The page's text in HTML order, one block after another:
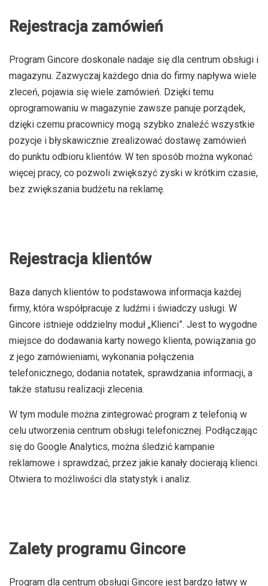
Rejestracja zamówień
Program Gincore doskonale nadaje się dla centrum obsługi i
magazynu. Zazwyczaj każdego dnia do firmy napływa wiele
zleceń, pojawia się wiele zamówień. Dzięki temu
oprogramowaniu w magazynie zawsze panuje porządek,
dzięki czemu pracownicy mogą szybko znaleźć wszystkie
pozycje i błyskawicznie zrealizować dostawę zamówień
do punktu odbioru klientów. W ten sposób można wykonać
więcej pracy, co pozwoli zwiększyć zyski w krótkim czasie,
bez zwiększania budżetu na reklamę.
Rejestracja klientów
Baza danych klientów to podstawowa informacja każdej
firmy, która współpracuje z ludźmi i świadczy usługi. W
Gincore istnieje oddzielny moduł „Klienci”. Jest to wygodne
miejsce do dodawania karty nowego klienta, powiązania go
z jego zamówieniami, wykonania połączenia
telefonicznego, dodania notatek, sprawdzania informacji, a
także statusu realizacji zlecenia.
W tym module można zintegrować program z telefonią w
celu utworzenia centrum obsługi telefonicznej. Podłączając
się do Google Analytics, można śledzić kampanie
reklamowe i sprawdzać, przez jakie kanały docierają klienci.
Otwiera to możliwości dla statystyk i analiz.
Zalety programu Gincore
Program dla centrum obsługi Gincore jest bardzo łatwy w